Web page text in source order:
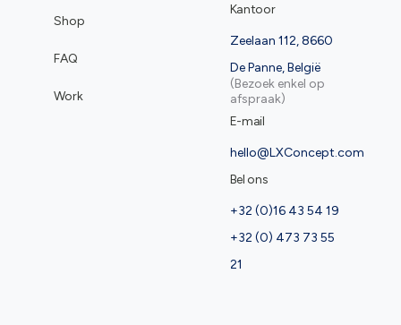
Shop
FAQ
Work
Kantoor
Zeelaan 112, 8660
De Panne, België
(Bezoek enkel op
afspraak)
E-mail
hello@LXConcept.com
Bel ons
+32 (0)16 43 54 19
+32 (0) 473 73 55
21